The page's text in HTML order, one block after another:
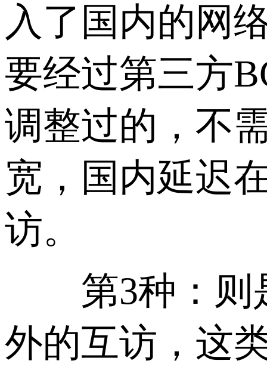
入了国内的网
要经过第三方
调整过的，不
宽，国内延迟
访。
第3种：则是
外的互访，这